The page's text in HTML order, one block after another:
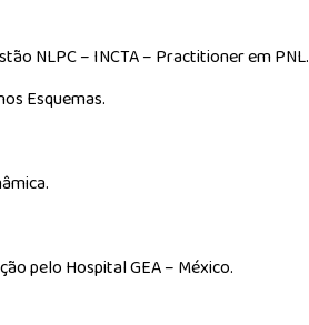
NLPC – INCTA – Practitioner em PNL.
Esquemas.
pelo Hospital GEA – México.